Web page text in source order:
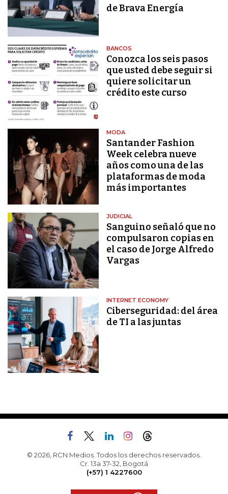
de Brava Energía
BANCOS
Conozca los seis pasos
que usted debe seguir si
quiere solicitar un
crédito este curso
MODA
Santander Fashion
Week celebra nueve
años como una de las
plataformas de moda
más importantes
JUDICIAL
Sanguino señaló que no
compulsaron copias en
el caso de Jorge Alfredo
Vargas
INTERNET ECONOMY
Ciberseguridad: del área
de TI a las juntas
© 2026, RCN Medios. Todos los derechos reservados.
Cr. 13a 37-32, Bogotá
(+57) 1 4227600